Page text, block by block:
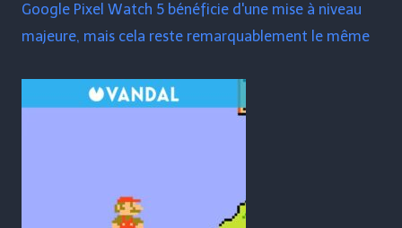
Google Pixel Watch 5 bénéficie d'une mise à niveau
majeure, mais cela reste remarquablement le même